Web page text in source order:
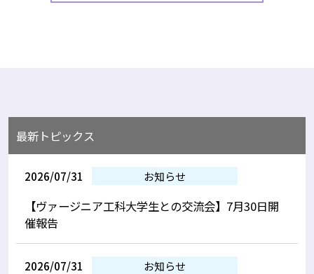
最新トピックス
2026/07/31 お知らせ
【ヴァージニア工科大学生との交流会】7月30日開
催報告
2026/07/31 お知らせ